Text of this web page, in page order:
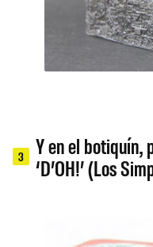
3
Y en el botiquín,
‘D’OH!’ (Los